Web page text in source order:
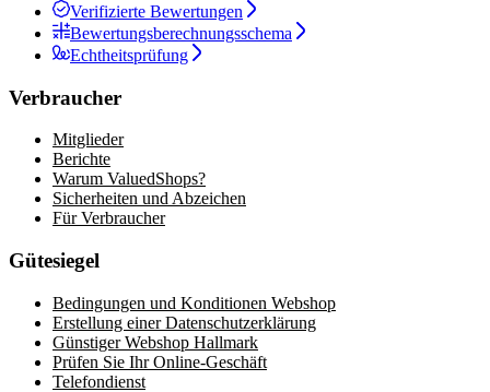
Verifizierte Bewertungen
Bewertungsberechnungsschema
Echtheitsprüfung
Verbraucher
Mitglieder
Berichte
Warum ValuedShops?
Sicherheiten und Abzeichen
Für Verbraucher
Gütesiegel
Bedingungen und Konditionen Webshop
Erstellung einer Datenschutzerklärung
Günstiger Webshop Hallmark
Prüfen Sie Ihr Online-Geschäft
Telefondienst